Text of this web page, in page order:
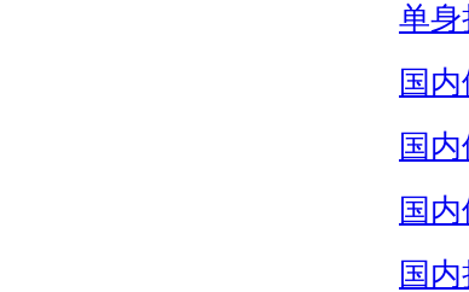
单身
国
国
国
国